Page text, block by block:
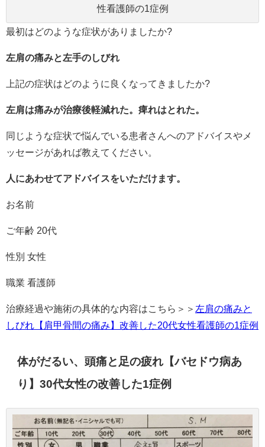
性看護師の1症例
最初はどのような症状がありましたか?
左肩の痛みと左手のしびれ
上記の症状はどのように良くなってきましたか?
左肩は痛みが治療後軽減れた。痺れはとれた。
同じような症状で悩んでいる患者さんへのアドバイスやメ
ッセージがあれば教えてください。
人にあわせてアドバイスをいただけます。
お名前
ご年齢 20代
性別 女性
職業 看護師
治療経過や施術の具体的な内容はこちら＞＞ 左肩の痛みと
しびれ【肩甲骨間の痛み】改善した20代女性看護師の1症例
体がだるい、頭痛と足の疲れ【バセドウ病あ
り】30代女性の改善した1症例